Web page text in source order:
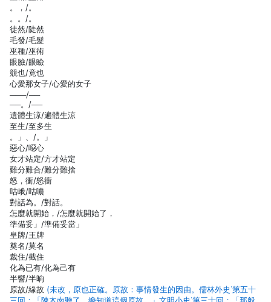
。，/。
。。/。
徒然/陡然
毛發/毛髮
巫種/巫術
眼臉/眼瞼
競也/竟也
心愛那女子/心愛的女子
───/──
──。/──
遺體生涼/遍體生涼
至生/至多生
。」、/。」
惡心/噁心
女才站定/方才站定
難分難合/難分難捨
怒，衝/怒衝
咕峨/咕噥
對話為。/對話。
怎麼就開始，/怎麼就開始了，
準備妥」/準備妥當」
皇牌/王牌
奠名/莫名
裁住/截住
化為已有/化為己有
半響/半晌
原故/緣故 (未改，原也正確。原故：事情發生的因由。儒林外史˙第五十